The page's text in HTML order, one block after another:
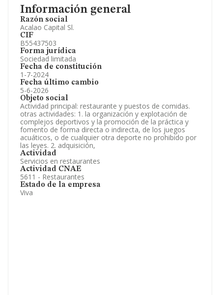
Información general
Razón social
Acalao Capital Sl.
CIF
B55437503
Forma jurídica
Sociedad limitada
Fecha de constitución
1-7-2024
Fecha último cambio
5-6-2026
Objeto social
Actividad principal: restaurante y puestos de comidas.
otras actividades: 1. la organización y explotación de
complejos deportivos y la promoción de la práctica y
fomento de forma directa o indirecta, de los juegos
acuáticos, o de cualquier otra deporte no prohibido por
las leyes. 2. adquisición,
Actividad
Servicios en restaurantes
Actividad CNAE
5611 - Restaurantes
Estado de la empresa
Viva
Información oficial y registral complementaria.